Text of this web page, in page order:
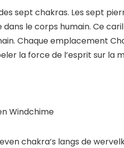
sept chakras. Les sept
le corps humain. Ce
Chaque emplacement
la force de l’esprit sur la
Windchime
chakra’s langs de